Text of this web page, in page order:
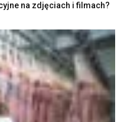
na zdjęciach i filmach?